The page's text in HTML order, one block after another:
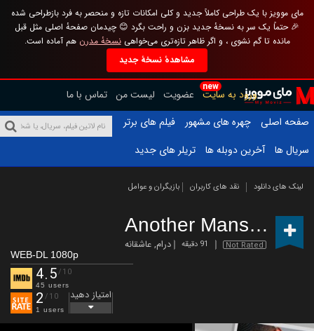
مای موویز با یک طراحی کاملاً جدید و کلی امکانات تازه و منحصر به فرد بازطراحی شده
🎉 حتماً یک سر به نسخهٔ جدید بزن و راحت بگرد 😊 چیدمان صفحهٔ اصلی مثل قبل
مانده تا گم نشوی ، و اگر ظاهر تازه‌تری می‌خواهینسخهٔ مدرن هم آماده است.
مشاهدهٔ نسخهٔ جدید
new
ورود به سایت عضویت لیست من تماس با ما
صفحه اصلی
چهره های مشهور
فیلم های برتر
سریال ها
آخرین دوبله ها تریلر های جدید
لینک های دانلود نقد های کاربران بازیگران و عوامل
Another Mans Wife
Not Rated 91 دقیقه درام,عاشقانه
WEB-DL 1080p
4.5/10
45 users
2 /10
1 users
امتیاز دهید